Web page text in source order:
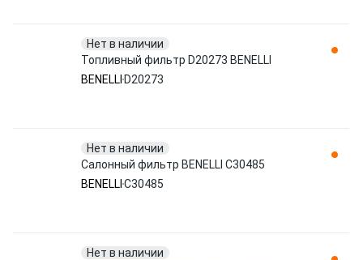
Нет в наличии
Топливный фильтр D20273 BENELLI
BENELLI D20273
Нет в наличии
Салонный фильтр BENELLI C30485
BENELLI C30485
Нет в наличии